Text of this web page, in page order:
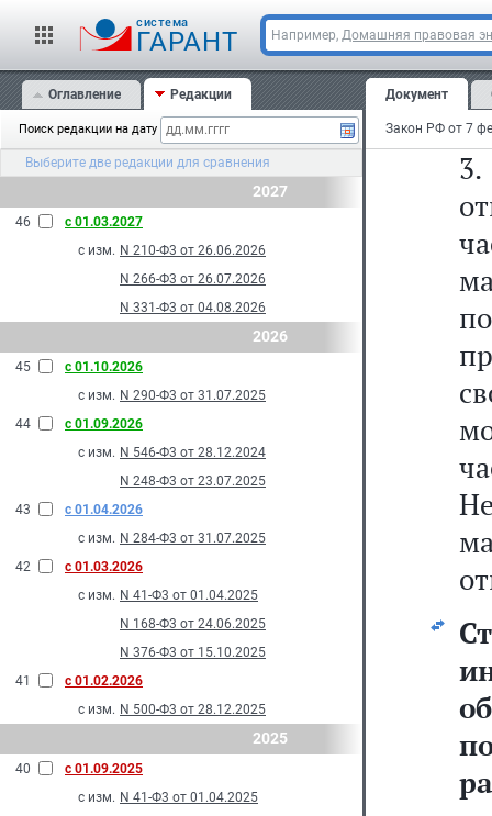
cистема
ГАРАНТ Например, Домашняя правовая
Оглавление Редакции
Поиск редакции на дату
Выберите две редакции для сравнения
2027
46
с 01.03.2027
с изм. N 210-Ф3 от 26.06.2026
N 266-Ф3 от 26.07.2026
N 331-Ф3 от 04.08.2026
2026
45
с 01.10.2026
с изм. N 290-Ф3 от 31.07.2025
44
с 01.09.2026
с изм. N 546-Ф3 от 28.12.2024
N 248-Ф3 от 23.07.2025
43
с 01.04.2026
с изм. N 284-Ф3 от 31.07.2025
42
с 01.03.2026
с изм. N 41-Ф3 от 01.04.2025
N 168-Ф3 от 24.06.2025
N 376-Ф3 от 15.10.2025
41
с 01.02.2026
с изм. N 500-Ф3 от 28.12.2025
2025
40
с 01.09.2025
с изм. N 41-Ф3 от 01.04.2025
Документ